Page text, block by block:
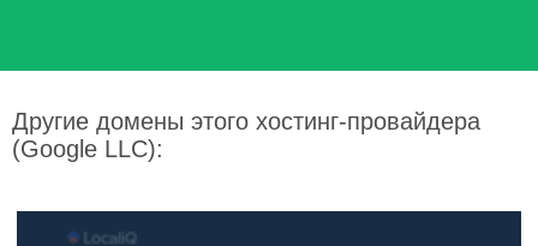
Другие домены этого хостинг-провайдера
(Google LLC):